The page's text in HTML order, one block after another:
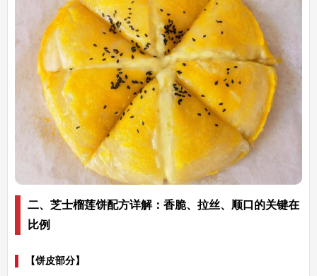
二、芝士榴莲饼配方详解：香脆、拉丝、顺口的关键在
比例
【饼皮部分】